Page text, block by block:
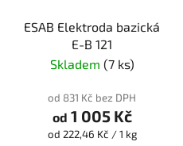
ESAB Elektroda bazická
E-B 121
Skladem (7 ks)
od 831 Kč bez DPH
od 1 005 Kč
Měrná
od 222,46 Kč / 1 kg